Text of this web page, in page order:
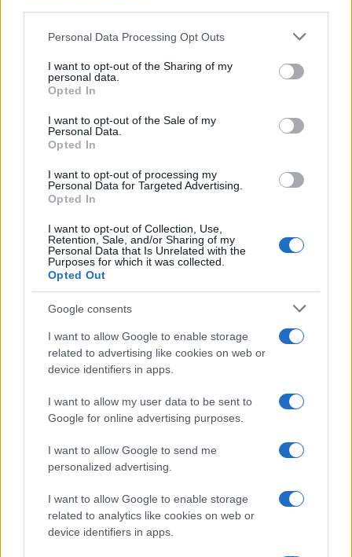
Please note that this website/app uses one or more Google
not limited to your visit or usage behaviour. You may click to
grant or deny consent to Google and its third-party tags to
use your data for below specified purposes in below Google
consent section.
Personal Data Processing Opt Outs
I want to opt-out of the Sharing of my
personal data.
Opted In
I want to opt-out of the Sale of my
Personal Data.
Opted In
I want to opt-out of processing my
Personal Data for Targeted Advertising.
Opted In
I want to opt-out of Collection, Use,
Retention, Sale, and/or Sharing of my
Personal Data that Is Unrelated with the
Purposes for which it was collected.
Opted Out
Google consents
I want to allow Google to enable storage
related to advertising like cookies on web or
device identifiers in apps.
I want to allow my user data to be sent to
Google for online advertising purposes.
I want to allow Google to send me
personalized advertising.
I want to allow Google to enable storage
related to analytics like cookies on web or
device identifiers in apps.
Investimentos em saneamento básico em São Paulo
aceleram metas para 2029
Com investimentos crescentes, São Paulo planeja universalizar o
Rafael Oliveira · 6 jun 2026
1 2 … 32